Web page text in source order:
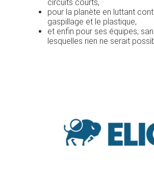
circuits courts,
pour la planète en luttant
gaspillage et le plastique,
et enfin pour ses équipes,
lesquelles rien ne serait